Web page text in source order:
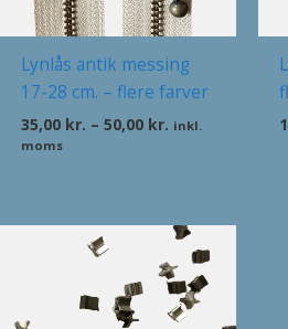
Lynlås antik messing
17-28 cm. – flere farver
35,00 kr. – 50,00 kr. inkl.
moms